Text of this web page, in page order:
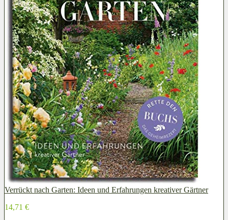
Verrückt nach Garten: Ideen und Erfahrungen kreativer Gärtner
14,71 €